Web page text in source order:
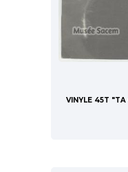
VINYLE 45T "TA